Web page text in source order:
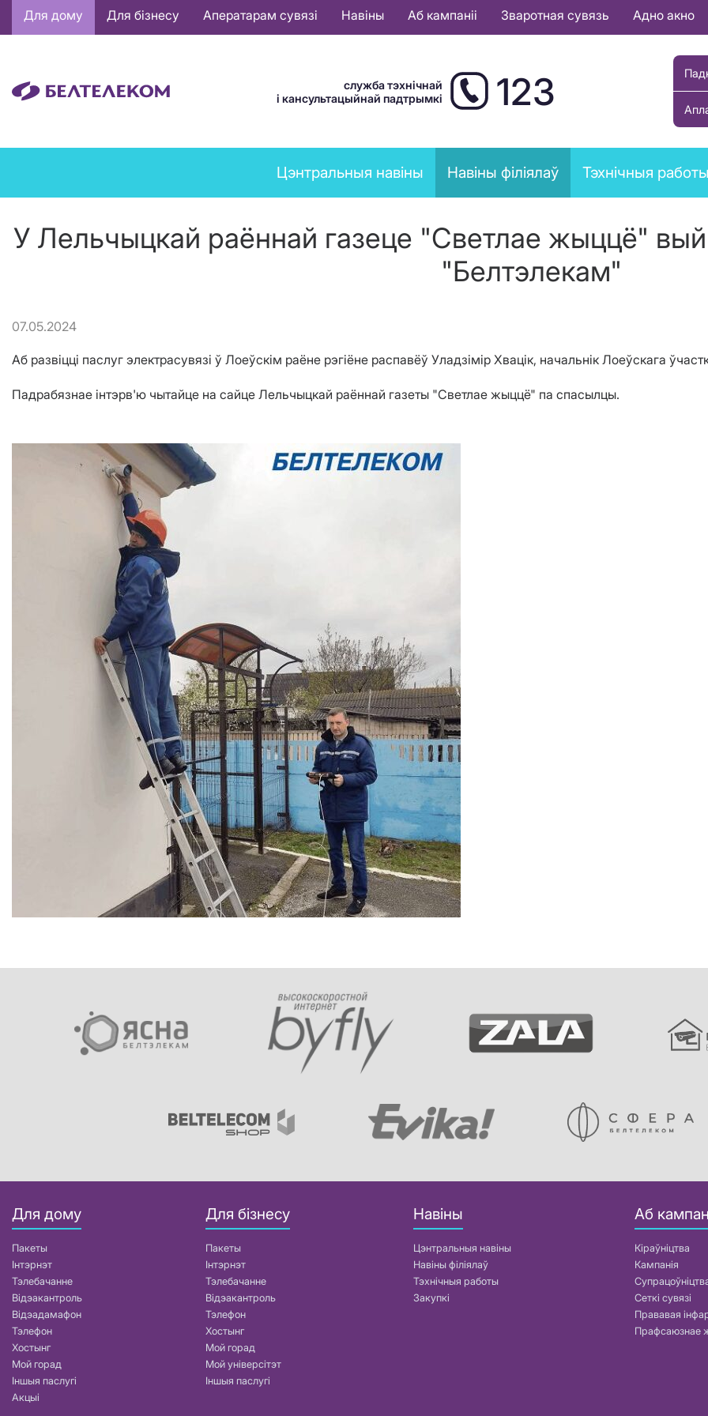
Основная
навигация
Для дому Для бізнесу Аператарам сувязі Навіны Аб кампаніі Зваротная сувязь Адно акно
служба тэхнічнай
і кансультацыйнай падтрымкі
123
News
menu
Цэнтральныя навіны Навіны філіялаў Тэхнічныя
У Лельчыцкай раённай газеце "Светлае жыццё"
"Белтэлекам"
07.05.2024
Аб развіцці паслуг электрасувязі ў Лоеўскім раёне рэгіёне распавёў Уладзімір Хвацік, начальнік Лоеўскага
Падрабязнае інтэрв'ю чытайце на сайце Лельчыцкай раённай газеты "Светлае жыццё" па спасылцы.
Для дому
Пакеты
Інтэрнэт
Тэлебачанне
Відэакантроль
Відэадамафон
Тэлефон
Хостынг
Мой горад
Іншыя паслугі
Акцыі
Для бізнесу
Пакеты
Інтэрнэт
Тэлебачанне
Відэакантроль
Тэлефон
Хостынг
Мой горад
Мой універсітэт
Іншыя паслугі
Навіны
Цэнтральныя навіны
Навіны філіялаў
Тэхнічныя работы
Закупкі
Аб
Кіраўніцтва
Кампанія
Сеткі сувязі
Прававая
Прафсаюзнае